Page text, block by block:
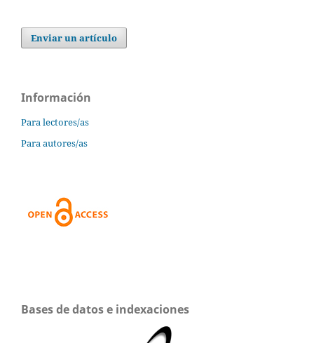
Enviar un artículo
Información
Para lectores/as
Para autores/as
Bases de datos e indexaciones